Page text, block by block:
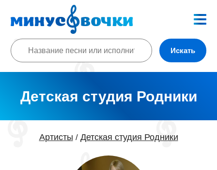
Искать
Детская студия Родники
Артисты / Детская студия Родники